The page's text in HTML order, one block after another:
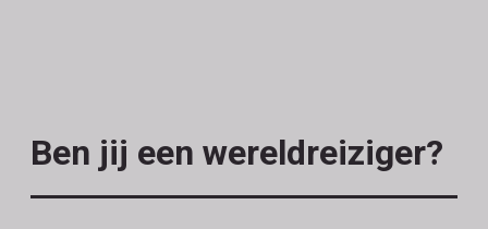
Ben jij een wereldreiziger?